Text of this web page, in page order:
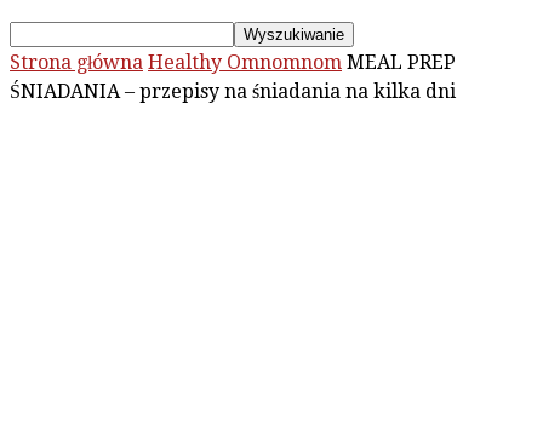
Strona główna Healthy Omnomnom MEAL PREP
ŚNIADANIA – przepisy na śniadania na kilka dni